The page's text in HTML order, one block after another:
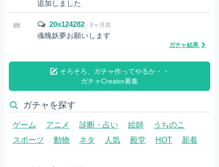
追加しました
20s124282 - 8ヶ月前
魂魄妖夢お願いします
ガチャ結果
そろそろ、ガチャ作ってやるか・・
ガチャCreator募集
ガチャを探す
ゲーム アニメ 診断・占い 絵師
うちのこ
スポーツ
動物 ネタ 人気 殿堂 HOT 新着